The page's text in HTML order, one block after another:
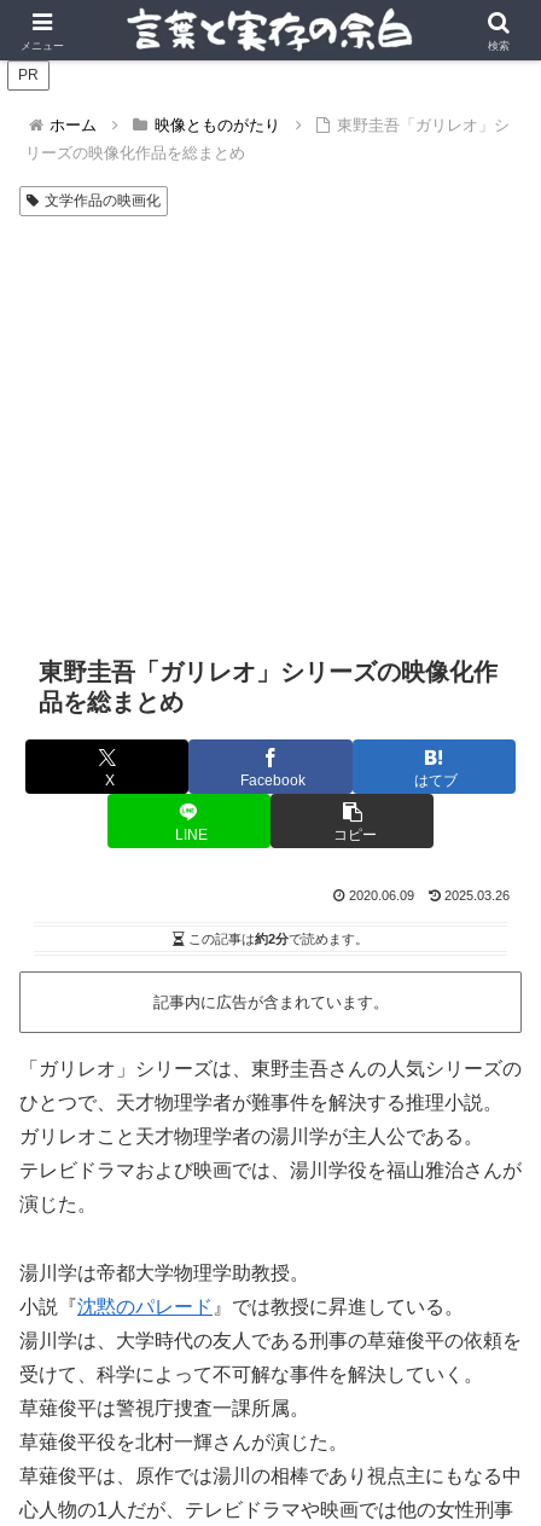
言葉の風景に、実存の深みを。
PR
ホーム 映像とものがたり
東野圭吾「ガリレオ」シ
リーズの映像化作品を総まとめ
文学作品の映画化
東野圭吾「ガリレオ」シリーズの映像化作
品を総まとめ
X Facebook はてブ
LINE コピー
2020.06.09 2025.03.26
この記事は約2分で読めます。
記事内に広告が含まれています。
「ガリレオ」シリーズは、東野圭吾さんの人気シリーズの
ひとつで、天才物理学者が難事件を解決する推理小説。
ガリレオこと天才物理学者の湯川学が主人公である。
テレビドラマおよび映画では、湯川学役を福山雅治さんが
演じた。
湯川学は帝都大学物理学助教授。
小説『沈黙のパレード 』では教授に昇進している。
湯川学は、大学時代の友人である刑事の草薙俊平の依頼を
受けて、科学によって不可解な事件を解決していく。
草薙俊平は警視庁捜査一課所属。
草薙俊平役を北村一輝さんが演じた。
草薙俊平は、原作では湯川の相棒であり視点主にもなる中
心人物の1人だが、テレビドラマや映画では他の女性刑事
メニュー 検索